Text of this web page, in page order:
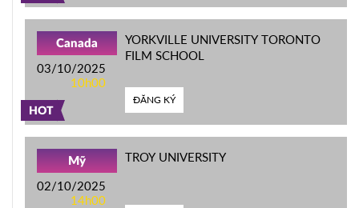
HOT
Canada
03/10/2025
10h00
YORKVILLE UNIVERSITY TORONTO
FILM SCHOOL
ĐĂNG KÝ
Mỹ
02/10/2025
14h00
TROY UNIVERSITY